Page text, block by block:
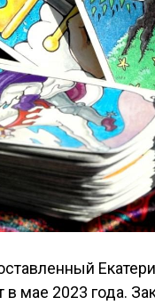
в мае 2023 года.